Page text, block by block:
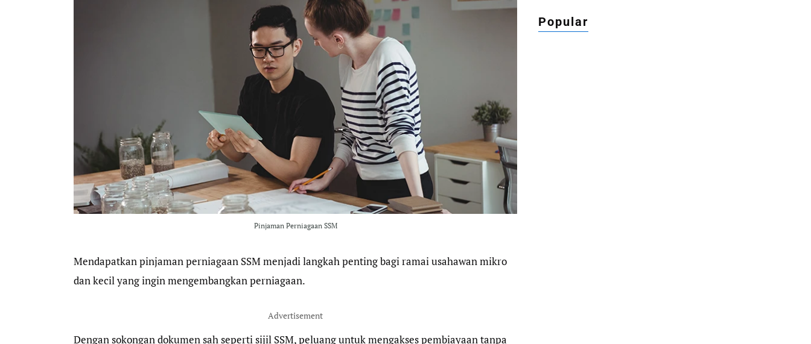
Pinjaman Perniagaan SSM
Mendapatkan pinjaman perniagaan SSM menjadi langkah penting bagi ramai usahawan mikro
dan kecil yang ingin mengembangkan perniagaan.
Advertisement
Dengan sokongan dokumen sah seperti sijil SSM, peluang untuk mengakses pembiayaan tanpa
Popular